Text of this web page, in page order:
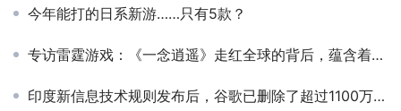
今年能打的日系新游……只有5款？
专访雷霆游戏：《一念逍遥》走红全球的背后，蕴含着怎样的买量真相
印度新信息技术规则发布后，谷歌已删除了超过1100万个链接